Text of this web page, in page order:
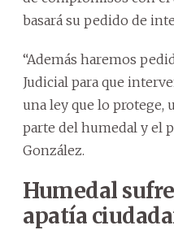
basará su pedido de
“Además haremos
Judicial para que
una ley que lo protege,
parte del humedal y el
González.
Humedal
apatía